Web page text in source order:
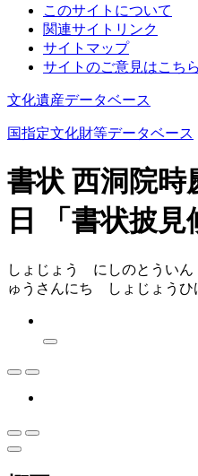
このサイトについて
関連サイトリンク
サイトマップ
サイトのご意見はこちら
文化遺産データベース
国指定文化財等データベース
書状 西洞院
日 「書状披見
しょじょう にしのとうい
ゅうさんにち しょじょうひ